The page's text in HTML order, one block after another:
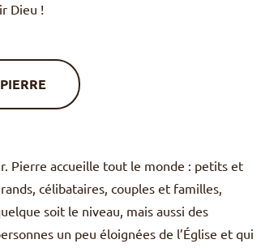
Dieu !
Pierre accueille tout le monde : petits et
célibataires, couples et familles,
soit le niveau, mais aussi des
un peu éloignées de l’Église et qui